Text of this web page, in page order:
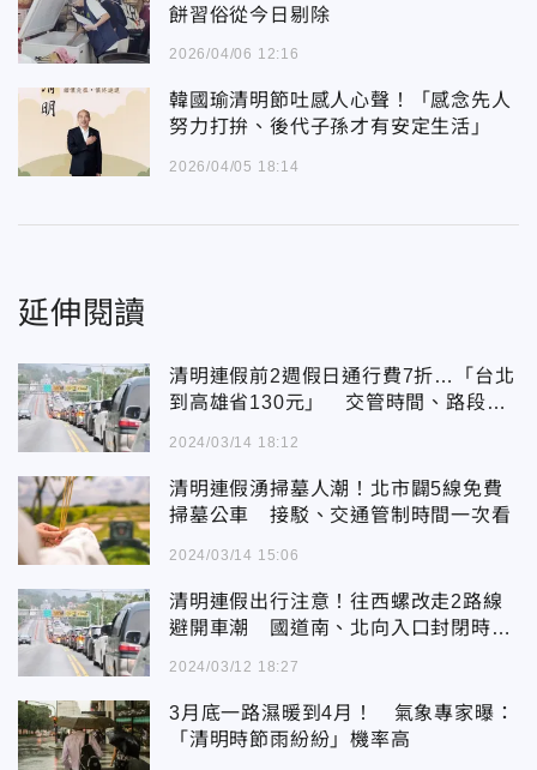
餅習俗從今日剔除
2026/04/06 12:16
韓國瑜清明節吐感人心聲！「感念先人
努力打拚、後代子孫才有安定生活」
2026/04/05 18:14
延伸閱讀
清明連假前2週假日通行費7折…「台北
到高雄省130元」 交管時間、路段看
2024/03/14 18:12
清明連假湧掃墓人潮！北市闢5線免費
掃墓公車 接駁、交通管制時間一次看
2024/03/14 15:06
清明連假出行注意！往西螺改走2路線
避開車潮 國道南、北向入口封閉時間
2024/03/12 18:27
3月底一路濕暖到4月！ 氣象專家曝：
「清明時節雨紛紛」機率高